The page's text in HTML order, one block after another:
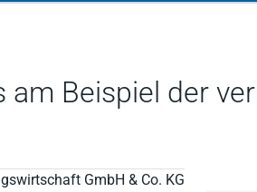
Beispiel der
GmbH & Co. KG